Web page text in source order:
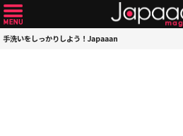
手洗いをしっかりしよう！Japaaan